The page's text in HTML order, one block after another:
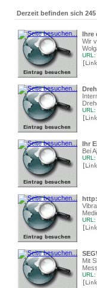
Derzeit befinden sich
Ihre
Wir
Ihr
Bei
Mit